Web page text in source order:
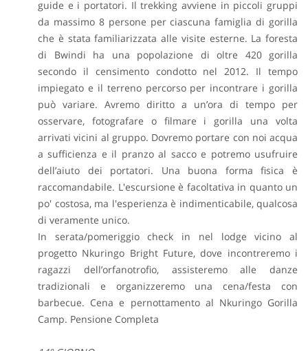
guide e i portatori. Il trekking avviene in piccoli gruppi
da massimo 8 persone per ciascuna famiglia di gorilla
che è stata familiarizzata alle visite esterne. La foresta
di Bwindi ha una popolazione di oltre 420 gorilla
secondo il censimento condotto nel 2012. Il tempo
impiegato e il terreno percorso per incontrare i gorilla
può variare. Avremo diritto a un’ora di tempo per
osservare, fotografare o filmare i gorilla una volta
arrivati vicini al gruppo. Dovremo portare con noi acqua
a sufficienza e il pranzo al sacco e potremo usufruire
dell’aiuto dei portatori. Una buona forma fisica è
raccomandabile. L'escursione è facoltativa in quanto un
po' costosa, ma l'esperienza è indimenticabile, qualcosa
di veramente unico.
In serata/pomeriggio check in nel lodge vicino al
progetto Nkuringo Bright Future, dove incontreremo i
ragazzi dell’orfanotrofio, assisteremo alle danze
tradizionali e organizzeremo una cena/festa con
barbecue. Cena e pernottamento al Nkuringo Gorilla
Camp. Pensione Completa